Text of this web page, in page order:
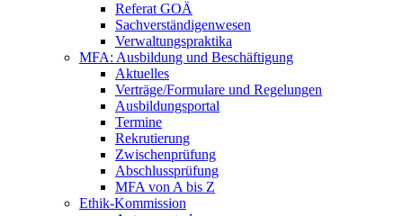
Referat GOÄ
Sachverständigenwesen
Verwaltungspraktika
MFA: Ausbildung und Beschäftigung
Aktuelles
Verträge/Formulare und Regelungen
Ausbildungsportal
Termine
Rekrutierung
Zwischenprüfung
Abschlussprüfung
MFA von A bis Z
Ethik-Kommission